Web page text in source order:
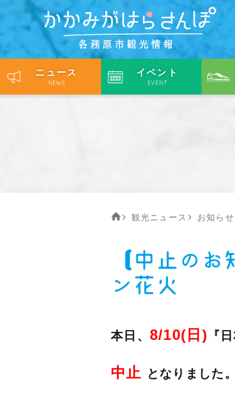
ニュース
NEWS
イベント
EVENT
観光ニュース お知らせ
【中止の
ン花火
本日、 8/10(日) 『
中止 となりました